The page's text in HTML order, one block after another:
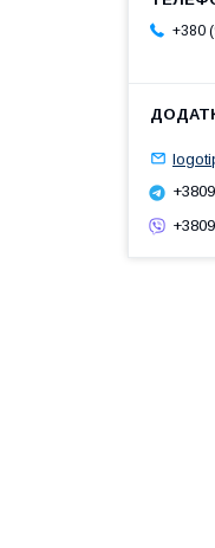
+380